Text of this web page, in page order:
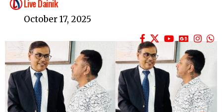
Live Dainik
October 17, 2025